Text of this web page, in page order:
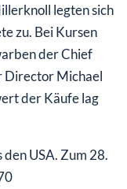
legten sich
zu. Bei Kursen
der Chief
Director Michael
der Käufe lag
USA. Zum 28.